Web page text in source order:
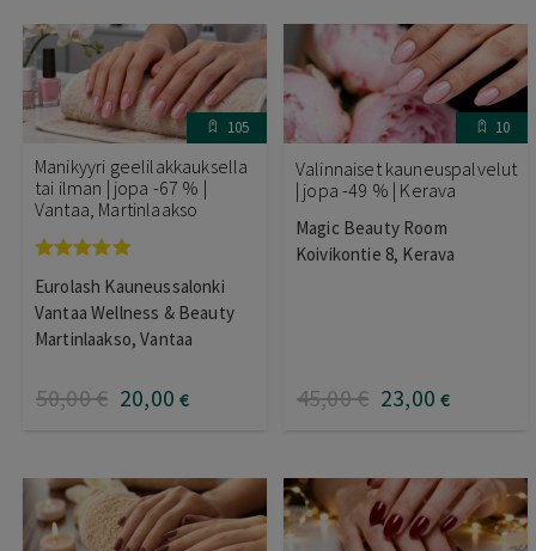
105
Manikyyri geelilakkauksella
tai ilman | jopa -67 % |
Vantaa, Martinlaakso
tuotteesta:
5.00 / 5
Eurolash Kauneussalonki
Vantaa Wellness & Beauty
Martinlaakso, Vantaa
50,00€ 20,00 €
10
Valinnaiset kauneuspalvelut
| jopa -49 % | Kerava
Magic Beauty Room
Koivikontie 8, Kerava
45,00€ 23,00 €